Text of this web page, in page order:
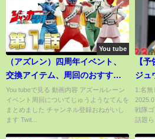
You tube
（アズレン）四周年イベント、
交換アイテム、周回のおすすめ
ポイントなど、（アズールレー
ン）
You tubeで見る 動画内容 アズールレーン
イベント周回についてじゅうようなてんを
まとめました チャンネル登録おねがいし
ます Twit...
【
ジュ
1:名無
戦隊
話題ら